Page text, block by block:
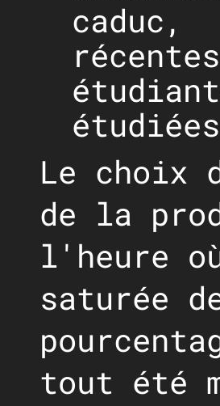
Le choix
de la
l'heure
saturée
tout été